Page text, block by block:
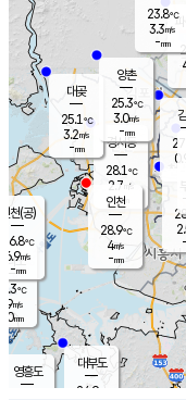
의도
℃
m/s
mm
영흥도
대부도
24.9
경서동
28.1℃
2.7 m/s
-mm
대곶
25.1℃
3.2m/s
-mm
23.8℃
3.3m/s
-mm
0.9
-
양촌
25.3℃
3.0m/s
-mm
인천(공)
26.8℃
6.9m/s
-mm
인천
28.9℃
4m/s
-mm